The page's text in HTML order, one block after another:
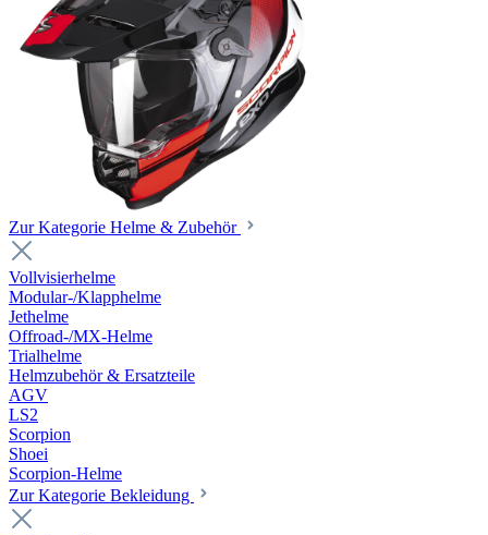
Zur Kategorie Helme & Zubehör
Vollvisierhelme
Modular-/Klapphelme
Jethelme
Offroad-/MX-Helme
Trialhelme
Helmzubehör & Ersatzteile
AGV
LS2
Scorpion
Shoei
Scorpion-Helme
Zur Kategorie Bekleidung